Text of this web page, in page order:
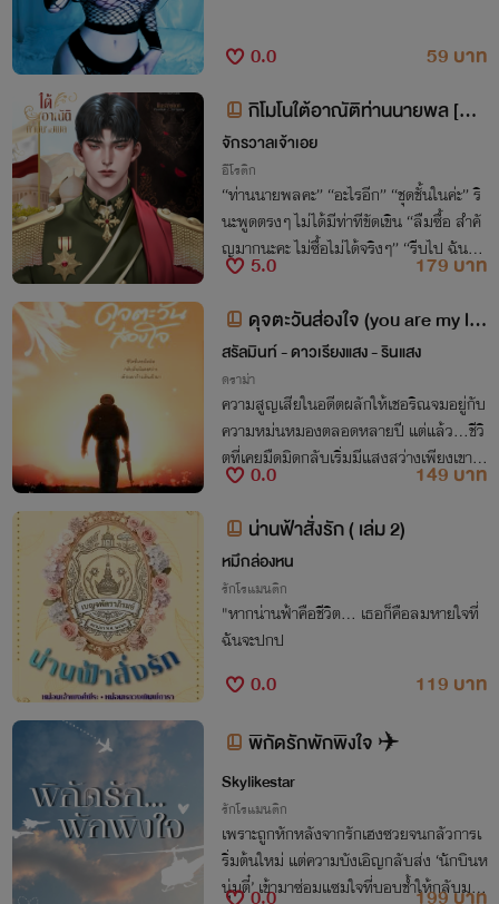
0.0
59 บาท
กิโมโนใต้อาณัติท่านนายพล [NC
20+]
จักรวาลเจ้าเอย
อีโรติก
“ท่านนายพลคะ” “อะไรอีก” “ชุดชั้นในค่ะ” ริ
นะพูดตรงๆ ไม่ได้มีท่าทีขัดเขิน “ลืมซื้อ สำคั
ญมากนะคะ ไม่ซื้อไม่ได้จริงๆ” “รีบไป ฉันจะร
อที่รถ” “ท่านนายพลชอบสีอะไรหรอคะ” เธอ
นที ลีไวน์หยุดนิ่ง ชายหนุ่มมองหน้าเธอด้วย
สายตาที่อ่านไม่ออกว่าแม่สาวแสบตรงหน้าจ
ะมาไม้ไหน “ดำ” “อะเค...” รินะพยักหน้าช้าๆ
พลางลากเสียงยาว มุมปากขยับยิ้มอย่างเจ้า
เล่ห์ “ถ้างั้นล่ะก็ ซื้อสีดำยกเซ็ตเลยละกัน”
5.0
179 บาท
ดุจตะวันส่องใจ (you are my lig
ht)
สรัลมินท์ - ดาวเรียงแสง - รินแสง
ดราม่า
ความสูญเสียในอดีตผลักให้เชอริณจมอยู่กับ
ความหม่นหมองตลอดหลายปี แต่แล้ว...ชีวิ
ตที่เคยมืดมิดกลับเริ่มมีแสงสว่างเพียงเขาก้า
วเดินเข้ามา
0.0
149 บาท
น่านฟ้าสั่งรัก ( เล่ม 2)
หมึกล่องหน
รักโรแมนติก
​"หากน่านฟ้าคือชีวิต... เธอก็คือลมหายใจที่
ฉันจะปกป
0.0
119 บาท
พิกัดรักพักพิงใจ ✈️
Skylikestar
รักโรแมนติก
เพราะถูกหักหลังจากรักเฮงซวยจนกลัวการเ
ริ่มต้นใหม่ แต่ความบังเอิญกลับส่ง ‘นักบินห
นุ่มตี๋’ เข้ามาซ่อมแซมใจที่บอบช้ำให้กลับมาเ